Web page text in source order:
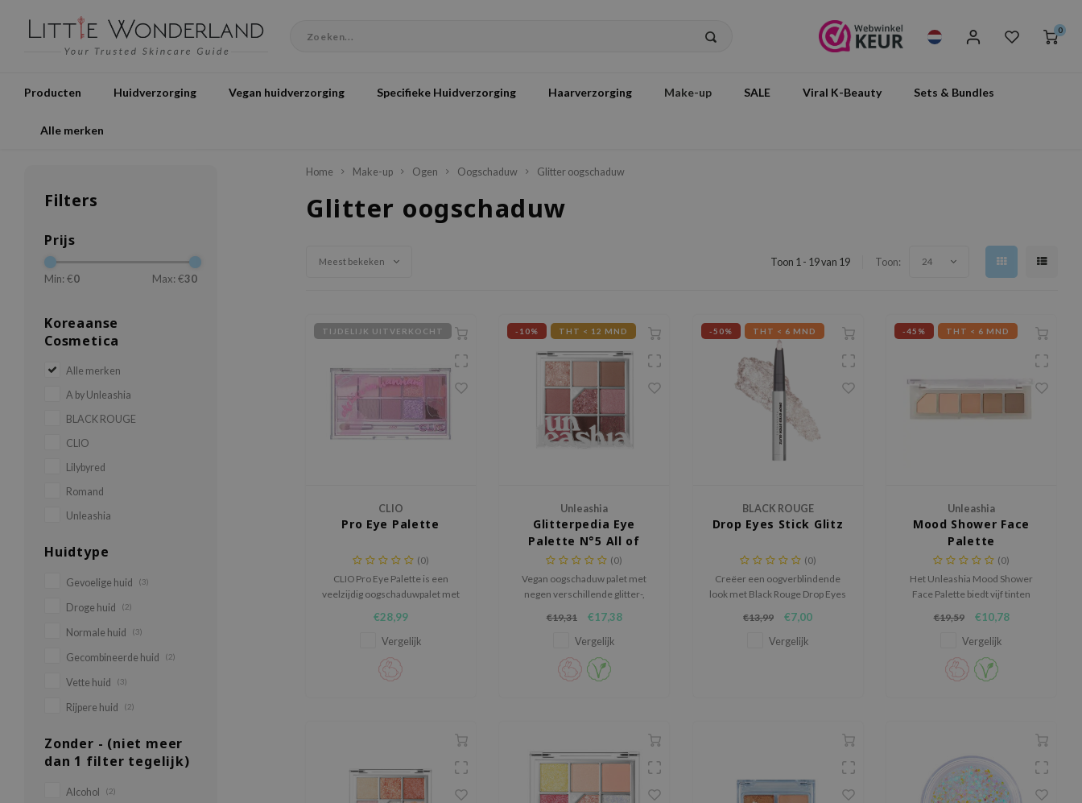
0
Producten Huidverzorging Vegan huidverzorging Specifieke Huidverzorging Haarverzorging Make-up SALE Viral K-Beauty Sets & Bundles
Alle merken
Filters
Prijs
Min: €0 Max: €30
Koreaanse
Cosmetica
Alle merken
A by Unleashia
BLACK ROUGE
CLIO
Lilybyred
Romand
Unleashia
Huidtype
Gevoelige huid (3)
Droge huid (2)
Normale huid (3)
Gecombineerde huid (2)
Vette huid (3)
Rijpere huid (2)
Zonder - (niet meer
dan 1 filter tegelijk)
Alcohol (2)
Home Make-up Ogen Oogschaduw Glitter oogschaduw
Glitter oogschaduw
Meest bekeken Toon 1 - 19 van 19 Toon: 24
TIJDELIJK UITVERKOCHT
CLIO
Pro Eye Palette
(0)
CLIO Pro Eye Palette is een
veelzijdig oogschaduwpalet met
tinten, variërend van zachte
matte kleuren tot opvallende
parels en glitters.
€28,99
Vergelijk
-10% THT < 12 MND
Unleashia
Glitterpedia Eye
Palette N°5 All of
Dusty Rose
(0)
Vegan oogschaduw palet met
negen verschillende glitter-,
zowel dagelijks gebruik als voor
speciale gelegenheden.
€19,31 €17,38
Vergelijk
-50% THT < 6 MND
BLACK ROUGE
Drop Eyes Stick Glitz
(0)
Creëer een oogverblindende
look met Black Rouge Drop Eyes
oogschaduwstick met
holografische glans en
€13,99 €7,00
Vergelijk
-45% THT < 6 MND
Unleashia
Mood Shower Face
Palette
(0)
Het Unleashia Mood Shower
Face Palette biedt vijf tinten
veelzijdig als highlighter, blush
topper en oogschaduw.
€19,59 €10,78
Vergelijk